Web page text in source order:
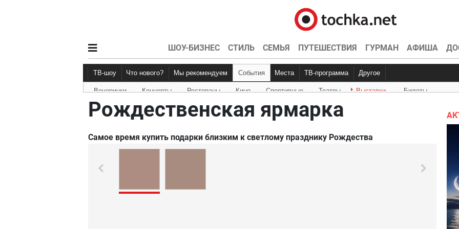
ШОУ-БИЗНЕС СТИЛЬ СЕМЬЯ ПУТЕШЕСТВИЯ ГУРМАН АФИША
ТВ-шоу Что нового?
Новости афиши Рецензии Куда пойти Точка контроля Интервью Эксклюзив
Мы рекомендуем События Места ТВ-программа Другое
Конкурсы Видео
Вечеринки Концерты Рестораны Кино Спортивные Театры Выставки Билеты
Рождественская ярмарка
Самое время купить подарки близким к светлому празднику Рождества